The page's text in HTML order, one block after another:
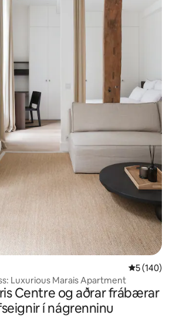
5 af 5 í
5 (140)
Luxurious Marais Apartment
Centre og aðrar frábærar
í nágrenninu